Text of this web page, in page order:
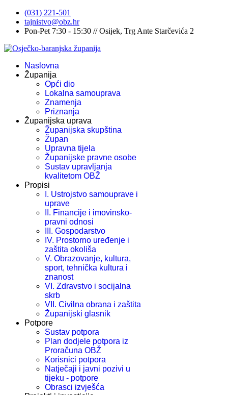
(031) 221-501
tajnistvo@obz.hr
Pon-Pet 7:30 - 15:30 // Osijek, Trg Ante Starčevića 2
Naslovna
Županija
Opći dio
Lokalna samouprava
Znamenja
Priznanja
Županijska uprava
Županijska skupština
Župan
Upravna tijela
Županijske pravne osobe
Sustav upravljanja
kvalitetom OBŽ
Propisi
I. Ustrojstvo samouprave i
uprave
II. Financije i imovinsko-
pravni odnosi
III. Gospodarstvo
IV. Prostorno uređenje i
zaštita okoliša
V. Obrazovanje, kultura,
sport, tehnička kultura i
znanost
VI. Zdravstvo i socijalna
skrb
VII. Civilna obrana i zaštita
Županijski glasnik
Potpore
Sustav potpora
Plan dodjele potpora iz
Proračuna OBŽ
Korisnici potpora
Natječaji i javni pozivi u
tijeku - potpore
Obrasci izvješća